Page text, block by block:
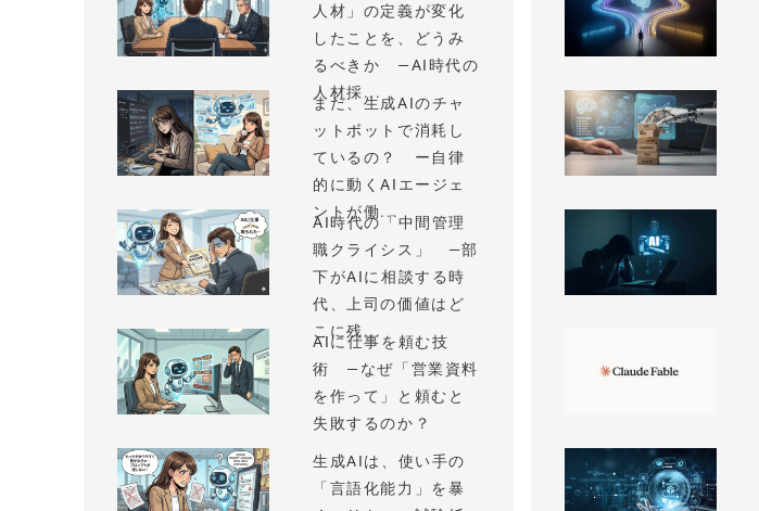
人材」の定義が変化
したことを、どうみ
るべきか —AI時代の
人材採...
まだ、生成AIのチャ
ットボットで消耗し
ているの？ ー自律
的に動くAIエージェ
ントが働...
AI時代の「中間管理
職クライシス」 —部
下がAIに相談する時
代、上司の価値はど
こに残...
AIに仕事を頼む技
術 —なぜ「営業資料
を作って」と頼むと
失敗するのか？
生成AIは、使い手の
「言語化能力」を暴